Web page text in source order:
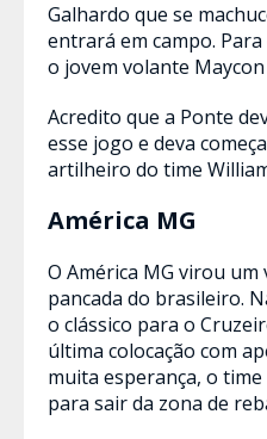
Galhardo que se
entrará em campo.
o jovem volante
Acredito que a Ponte
esse jogo e deva
artilheiro do time
América MG
O América MG virou um
pancada do brasileiro.
o clássico para o
última colocação com
muita esperança, o
para sair da zona de